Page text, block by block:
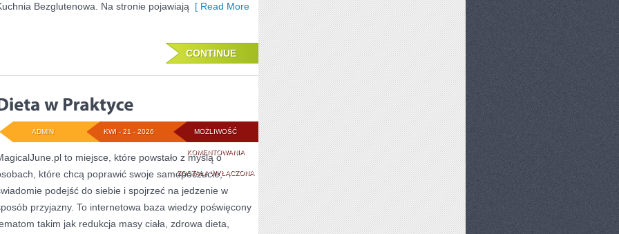
Bezglutenowa. Na stronie pojawiają [ Read More
CONTINUE
MOŻLIWOŚĆ
KOMENTOWANIADIETA
W
PRAKTYCE
ZOSTAŁA WYŁĄCZONA
KWI - 21 - 2026
ADMIN
to miejsce, które powstało z myślą o
które chcą poprawić swoje samopoczucie,
podejść do siebie i spojrzeć na jedzenie w
przyjazny. To internetowa baza wiedzy poświęcony
takim jak redukcja masy ciała, zdrowa dieta,